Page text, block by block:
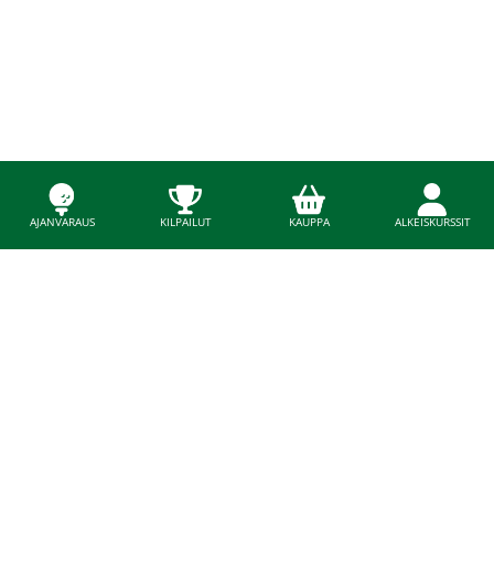
AJANVARAUS KILPAILUT KAUPPA ALKEISKURSSIT